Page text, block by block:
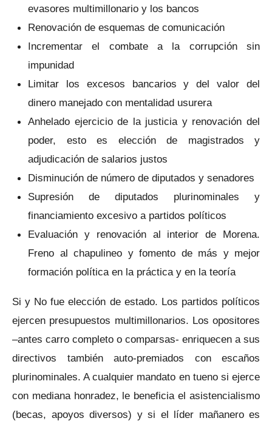
evasores multimillonario y los bancos
Renovación de esquemas de comunicación
Incrementar el combate a la corrupción sin
impunidad
Limitar los excesos bancarios y del valor del
dinero manejado con mentalidad usurera
Anhelado ejercicio de la justicia y renovación del
poder, esto es elección de magistrados y
adjudicación de salarios justos
Disminución de número de diputados y senadores
Supresión de diputados plurinominales y
financiamiento excesivo a partidos políticos
Evaluación y renovación al interior de Morena.
Freno al chapulineo y fomento de más y mejor
formación política en la práctica y en la teoría
Si y No fue elección de estado. Los partidos políticos
ejercen presupuestos multimillonarios. Los opositores
–antes carro completo o comparsas- enriquecen a sus
directivos también auto-premiados con escaños
plurinominales. A cualquier mandato en tueno si ejerce
con mediana honradez, le beneficia el asistencialismo
(becas, apoyos diversos) y si el líder mañanero es